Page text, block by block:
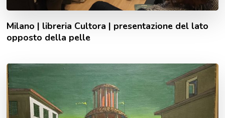
Milano | libreria Cultora | presentazione del lato
opposto della pelle